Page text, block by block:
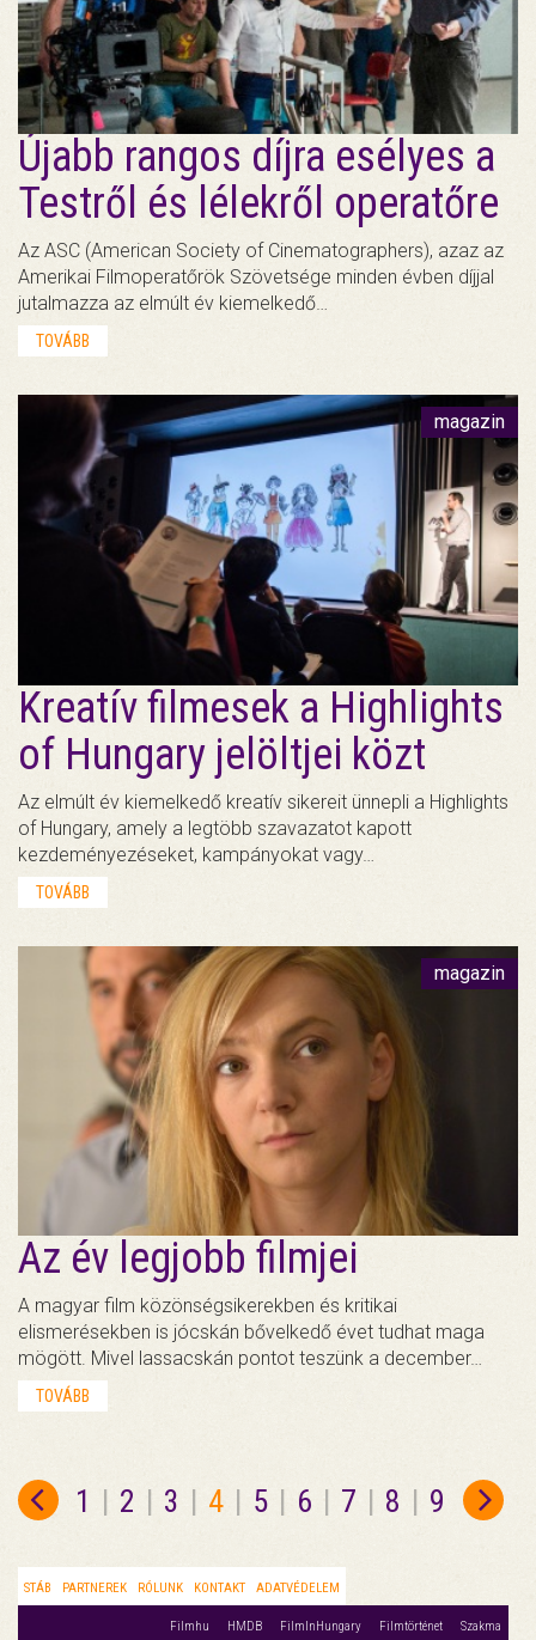
Újabb rangos díjra esélyes a
Testről és lélekről operatőre
Az ASC (American Society of Cinematographers), azaz az
Amerikai Filmoperatőrök Szövetsége minden évben díjjal
jutalmazza az elmúlt év kiemelkedő…
TOVÁBB
magazin
Kreatív filmesek a Highlights
of Hungary jelöltjei közt
Az elmúlt év kiemelkedő kreatív sikereit ünnepli a Highlights
of Hungary, amely a legtöbb szavazatot kapott
kezdeményezéseket, kampányokat vagy…
TOVÁBB
magazin
Az év legjobb filmjei
A magyar film közönségsikerekben és kritikai
elismerésekben is jócskán bővelkedő évet tudhat maga
mögött. Mivel lassacskán pontot teszünk a december…
TOVÁBB
1 | 2 | 3 | 4 | 5 | 6 | 7 | 8 | 9
STÁB PARTNEREK RÓLUNK KONTAKT ADATVÉDELEM
Filmhu HMDB FilmInHungary Filmtörténet Szakma